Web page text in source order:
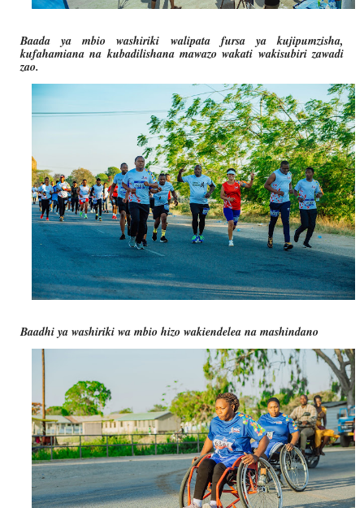
Baada ya mbio washiriki walipata fursa ya kujipumzisha,
kufahamiana na kubadilishana mawazo wakati wakisubiri zawadi
zao.
Baadhi ya washiriki wa mbio hizo wakiendelea na mashindano